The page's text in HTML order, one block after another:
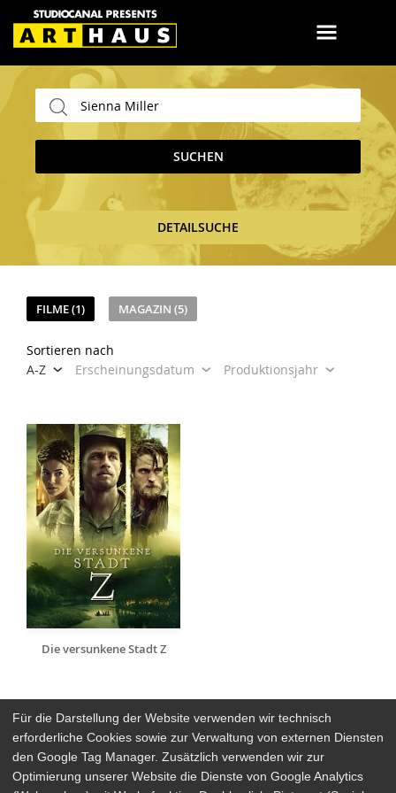
SUCHEN
DETAILSUCHE
FILME (1) MAGAZIN (5)
Sortieren nach
A-Z
Erscheinungsdatum Produktionsjahr
Die versunkene Stadt Z
Arthaus Stores
Für die Darstellung der Website verwenden wir technisch
erforderliche Cookies sowie zur Verwaltung von externen Diensten
den Google Tag Manager. Zusätzlich verwenden wir zur
Optimierung unserer Website die Dienste von Google Analytics